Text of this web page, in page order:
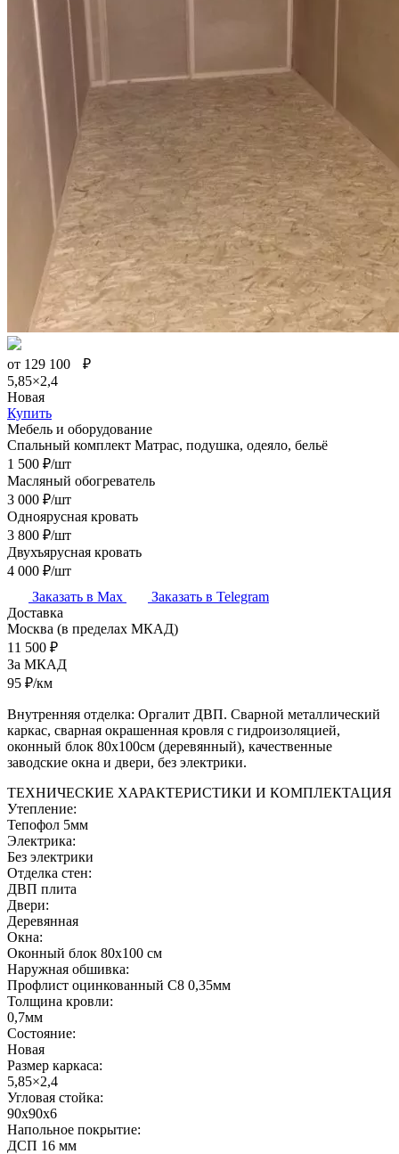
от 129 100
₽
5,85×2,4
Новая
Купить
Мебель и оборудование
Спальный комплект Матрас, подушка, одеяло, бельё
1 500 ₽/шт
Масляный обогреватель
3 000 ₽/шт
Одноярусная кровать
3 800 ₽/шт
Двухъярусная кровать
4 000 ₽/шт
Заказать в Max
Заказать в Telegram
Доставка
Москва (в пределах МКАД)
11 500 ₽
За МКАД
95 ₽/км
Внутренняя отделка: Оргалит ДВП. Сварной металлический
каркас, сварная окрашенная кровля с гидроизоляцией,
оконный блок 80х100см (деревянный), качественные
заводские окна и двери, без электрики.
ТЕХНИЧЕСКИЕ ХАРАКТЕРИСТИКИ И КОМПЛЕКТАЦИЯ
Утепление:
Тепофол 5мм
Электрика:
Без электрики
Отделка стен:
ДВП плита
Двери:
Деревянная
Окна:
Оконный блок 80х100 см
Наружная обшивка:
Профлист оцинкованный С8 0,35мм
Толщина кровли:
0,7мм
Состояние:
Новая
Размер каркаса:
5,85×2,4
Угловая стойка:
90х90х6
Напольное покрытие:
ДСП 16 мм